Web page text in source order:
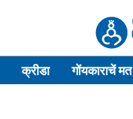
क्रीडा गोंयकाराचें मत